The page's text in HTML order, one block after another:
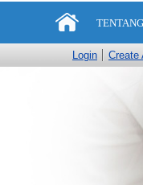
Login Create